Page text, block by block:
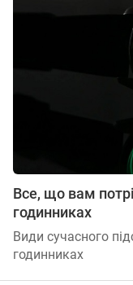
Все, що вам
годинниках
Види сучасного
годинниках